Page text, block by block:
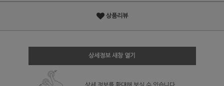
상품리뷰
상세정보 새창 열기